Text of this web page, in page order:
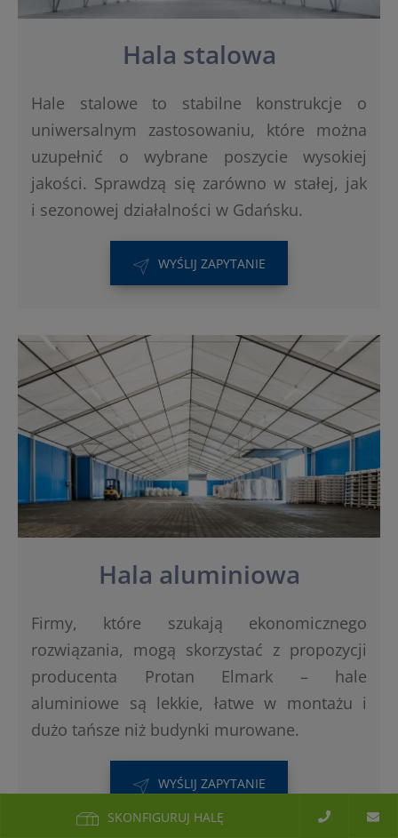
SKONFIGURUJ HALĘ
Hala stalowa
Hale stalowe to stabilne konstrukcje o
uniwersalnym zastosowaniu, które można
uzupełnić o wybrane poszycie wysokiej
jakości. Sprawdzą się zarówno w stałej, jak
i sezonowej działalności w Gdańsku.
WYŚLIJ ZAPYTANIE
Hala aluminiowa
Firmy, które szukają ekonomicznego
rozwiązania, mogą skorzystać z propozycji
producenta Protan Elmark – hale
aluminiowe są lekkie, łatwe w montażu i
dużo tańsze niż budynki murowane.
WYŚLIJ ZAPYTANIE